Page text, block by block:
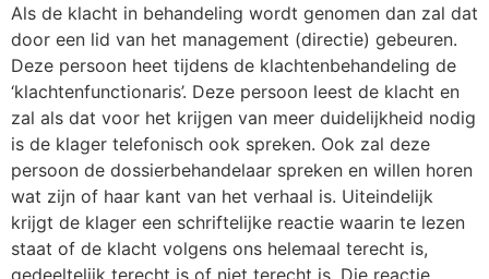
Als de klacht in behandeling wordt genomen dan zal dat
door een lid van het management (directie) gebeuren.
Deze persoon heet tijdens de klachtenbehandeling de
‘klachtenfunctionaris’. Deze persoon leest de klacht en
zal als dat voor het krijgen van meer duidelijkheid nodig
is de klager telefonisch ook spreken. Ook zal deze
persoon de dossierbehandelaar spreken en willen horen
wat zijn of haar kant van het verhaal is. Uiteindelijk
krijgt de klager een schriftelijke reactie waarin te lezen
staat of de klacht volgens ons helemaal terecht is,